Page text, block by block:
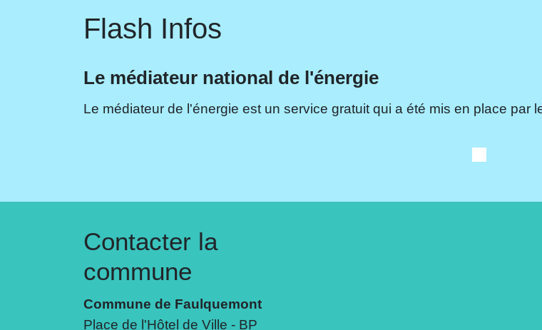
Flash Infos
Le médiateur national de l'énergie
Le médiateur de l'énergie est un service gratuit qui a été mis en place par
Contacter la
commune
Commune de Faulquemont
Place de l'Hôtel de Ville - BP